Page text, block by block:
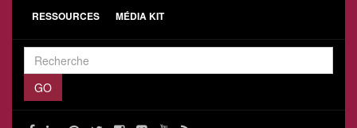
RESSOURCES MÉDIA KIT